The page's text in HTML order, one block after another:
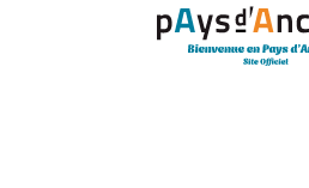
Panneau de gestion des cookies